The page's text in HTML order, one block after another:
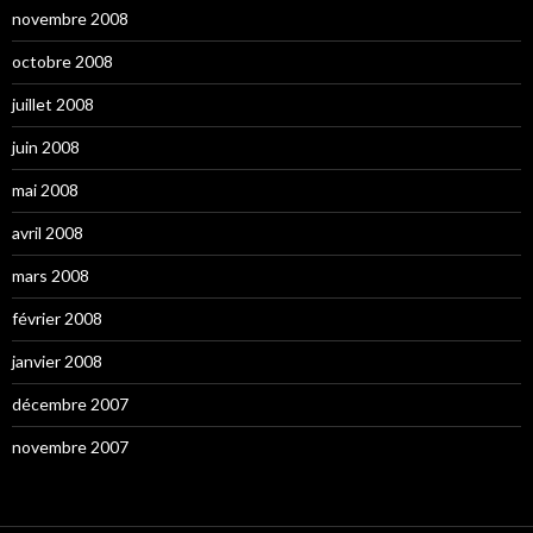
novembre 2008
octobre 2008
juillet 2008
juin 2008
mai 2008
avril 2008
mars 2008
février 2008
janvier 2008
décembre 2007
novembre 2007